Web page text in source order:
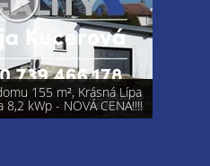
155 m², Krásná Lípa
kWp - NOVÁ CENA!!!!